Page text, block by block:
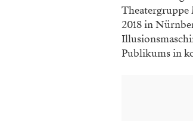
2018 in Nürn
Publikums in